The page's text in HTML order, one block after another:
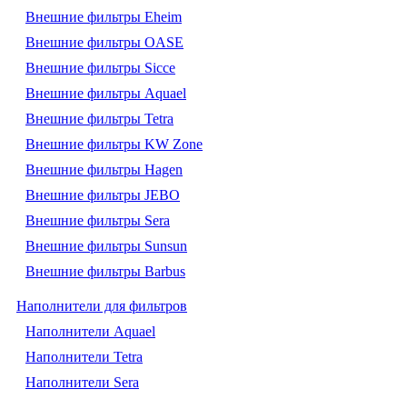
Внешние фильтры Eheim
Внешние фильтры OASE
Внешние фильтры Sicce
Внешние фильтры Aquael
Внешние фильтры Tetra
Внешние фильтры KW Zone
Внешние фильтры Hagen
Внешние фильтры JEBO
Внешние фильтры Sera
Внешние фильтры Sunsun
Внешние фильтры Barbus
Наполнители для фильтров
Наполнители Aquael
Наполнители Tetra
Наполнители Sera